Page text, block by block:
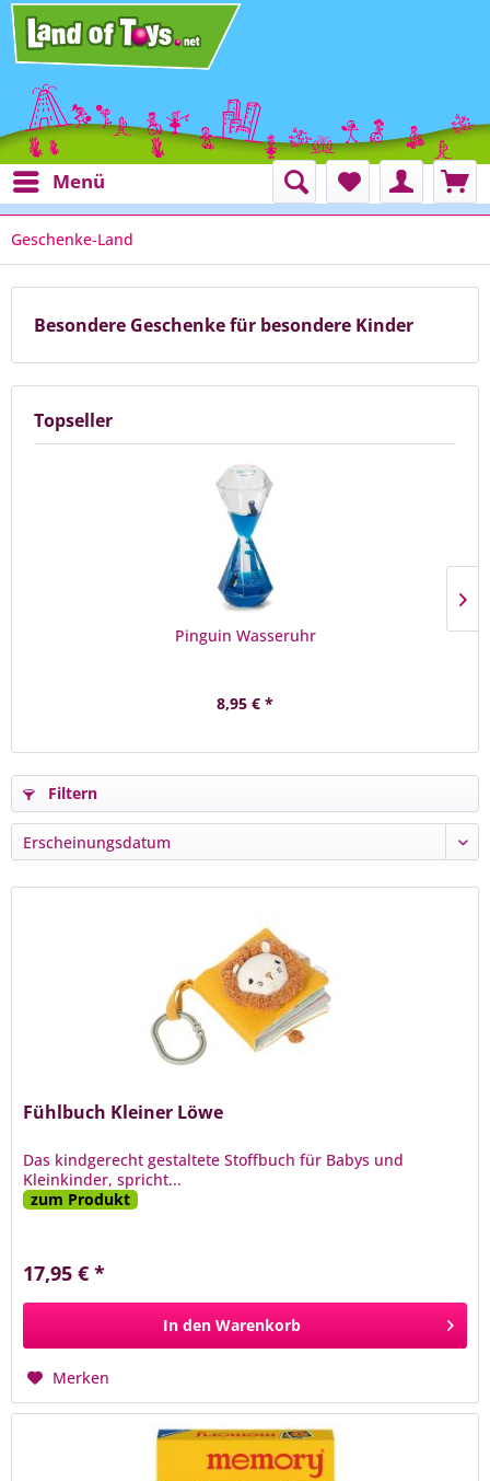
Menü
Geschenke-Land
Besondere Geschenke für besondere Kinder
Topseller
Pinguin Wasseruhr
8,95 € *
Filtern
Fühlbuch Kleiner Löwe
Das kindgerecht gestaltete Stoffbuch für Babys und
Kleinkinder, spricht...
zum Produkt
17,95 € *
In den Warenkorb
Merken